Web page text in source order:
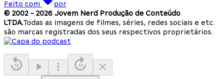
Feito com
por
© 2002 - 2026 Jovem Nerd Produção de Conteúdo
LTDA.Todas as imagens de filmes, séries, redes sociais e etc.
são marcas registradas dos seus respectivos proprietários.